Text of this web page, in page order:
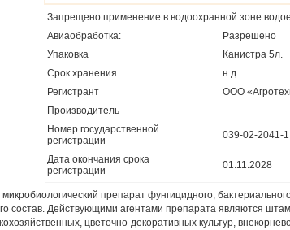
Запрещено применение в водоохранной зоне
Авиаобработка:
Разрешено
Упаковка
Канистра 5л.
Срок хранения
н.д.
Регистрант
ООО
Производитель
Номер государственной
регистрации
039-02-2041-1
Дата окончания срока
регистрации
01.11.2028
препарат фунгицидного,
состав. Действующими агентами препарата являются
цветочно-декоративных культур,